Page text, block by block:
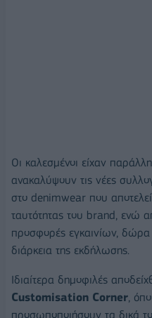
Οι καλεσμένοι είχαν
ανακαλύψουν τις νέες
στο denimwear που
ταυτότητας του brand, ενώ
προσφορές εγκαινίων, δώρα
διάρκεια της εκδήλωσης.
Ιδιαίτερα δημοφιλές
Customisation Corner,
προσωποποιήσουν τα δικά